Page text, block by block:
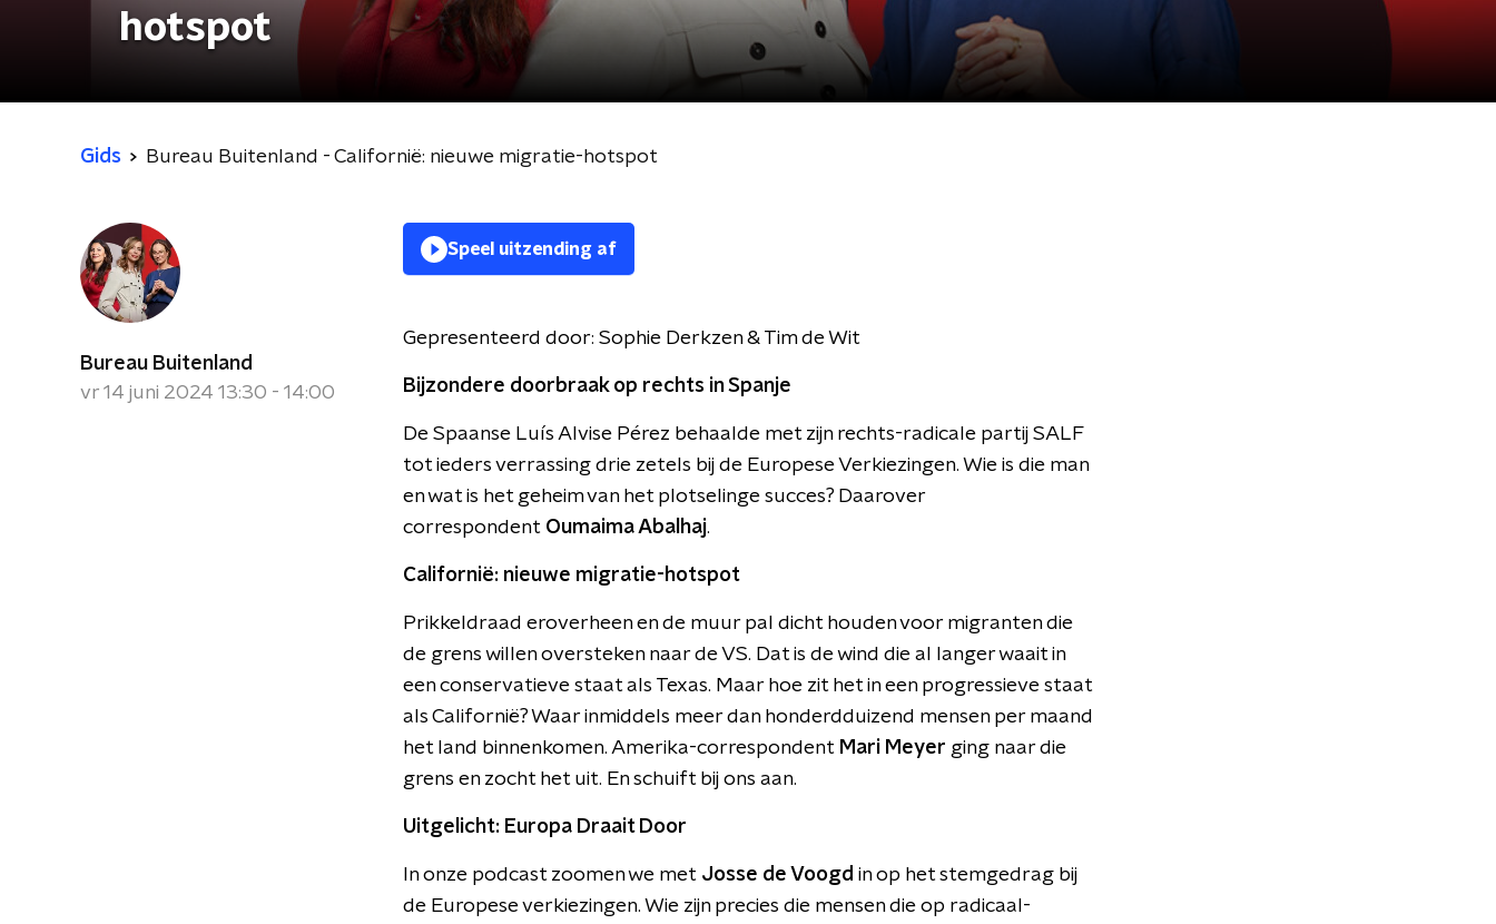
hotspot
Gids Bureau Buitenland - Californië: nieuwe migratie-hotspot
Bureau Buitenland
vr 14 juni 2024 13:30 - 14:00
Speel uitzending af
Gepresenteerd door: Sophie Derkzen & Tim de Wit
Bijzondere doorbraak op rechts in Spanje
De Spaanse Luís Alvise Pérez behaalde met zijn rechts-radicale partij SALF
tot ieders verrassing drie zetels bij de Europese Verkiezingen. Wie is die man
en wat is het geheim van het plotselinge succes? Daarover
correspondent Oumaima Abalhaj.
Californië: nieuwe migratie-hotspot
Prikkeldraad eroverheen en de muur pal dicht houden voor migranten die
de grens willen oversteken naar de VS. Dat is de wind die al langer waait in
een conservatieve staat als Texas. Maar hoe zit het in een progressieve staat
als Californië? Waar inmiddels meer dan honderdduizend mensen per maand
het land binnenkomen. Amerika-correspondent Mari Meyer ging naar die
grens en zocht het uit. En schuift bij ons aan.
Uitgelicht: Europa Draait Door
In onze podcast zoomen we met Josse de Voogd in op het stemgedrag bij
de Europese verkiezingen. Wie zijn precies die mensen die op radicaal-